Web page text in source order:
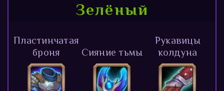
Зелёный
Пластинчатая
броня
Сияние тьмы
Рукавицы
колдуна